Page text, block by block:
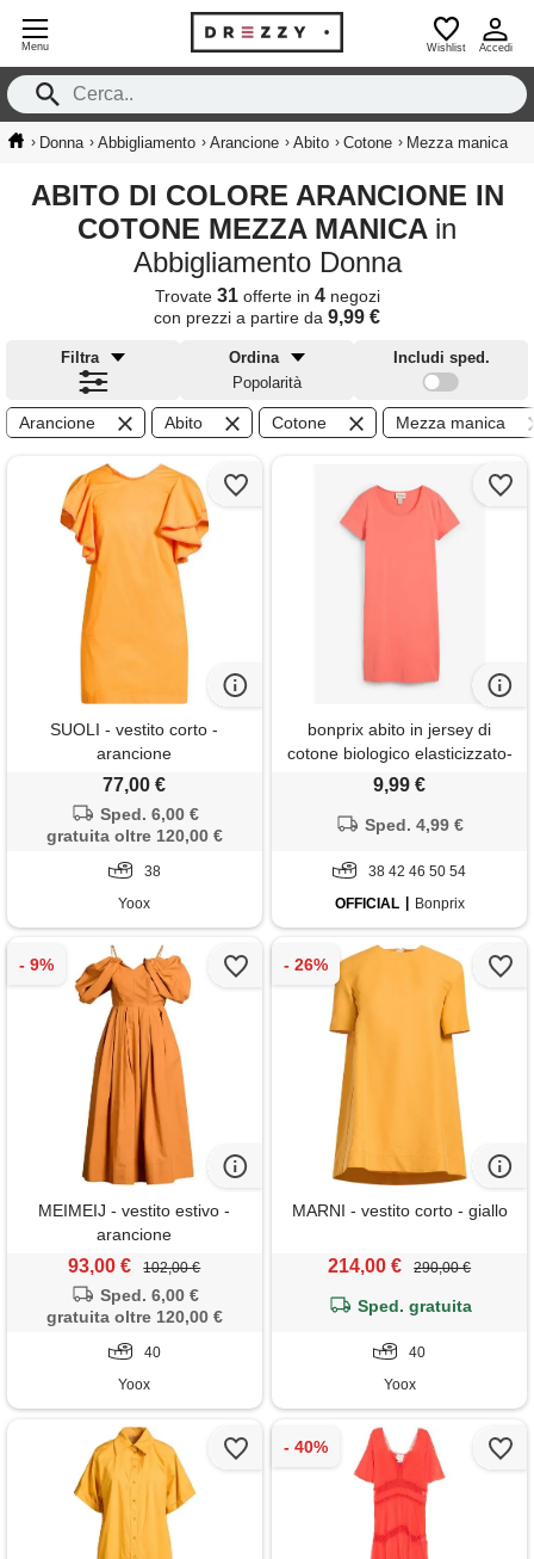
Menu Wishlist Accedi
› Donna › Abbigliamento › Arancione › Abito › Cotone › Mezza manica
ABITO DI COLORE ARANCIONE IN
COTONE MEZZA MANICA in
Abbigliamento Donna
Trovate 31offerte in 4negozi
con prezzi a partire da 9,99 €
Filtra
Ordina
Popolarità
Includi sped.
Arancione Abito Cotone Mezza manica
SUOLI - vestito corto -
arancione
77,00 €
Sped. 6,00 €
gratuita oltre 120,00 €
38
Yoox
bonprix abito in jersey di
cotone biologico elasticizzato-
fucsia
9,99 €
Sped. 4,99 €
38 42 46 50 54
OFFICIAL
Bonprix
MEIMEIJ - vestito estivo -
arancione
93,00 € 102,00 €
Sped. 6,00 €
gratuita oltre 120,00 €
40
Yoox
MARNI - vestito corto - giallo
214,00 € 290,00 €
Sped. gratuita
40
Yoox